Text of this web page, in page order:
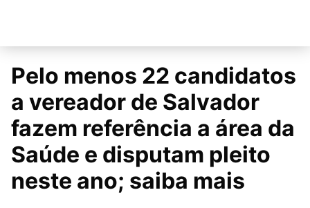
Pelo menos 22 candidatos
a vereador de Salvador
fazem referência a área da
Saúde e disputam pleito
neste ano; saiba mais